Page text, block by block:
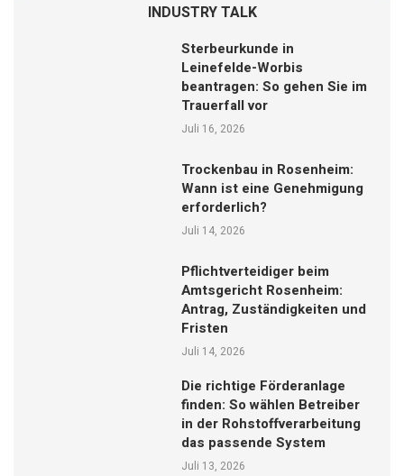
INDUSTRY TALK
Sterbeurkunde in
Leinefelde-Worbis
beantragen: So gehen Sie im
Trauerfall vor
Juli 16, 2026
Trockenbau in Rosenheim:
Wann ist eine Genehmigung
erforderlich?
Juli 14, 2026
Pflichtverteidiger beim
Amtsgericht Rosenheim:
Antrag, Zuständigkeiten und
Fristen
Juli 14, 2026
Die richtige Förderanlage
finden: So wählen Betreiber
in der Rohstoffverarbeitung
das passende System
Juli 13, 2026